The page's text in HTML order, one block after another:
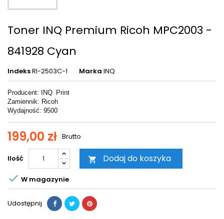
Toner INQ Premium Ricoh MPC2003 -
841928 Cyan
IndeksRI-2503C-1 Marka INQ
Producent: INQ Print
Zamiennik: Ricoh
Wydajność: 9500
199,00 zł Brutto
Ilość  Dodaj do koszyka
 W magazynie
Udostępnij